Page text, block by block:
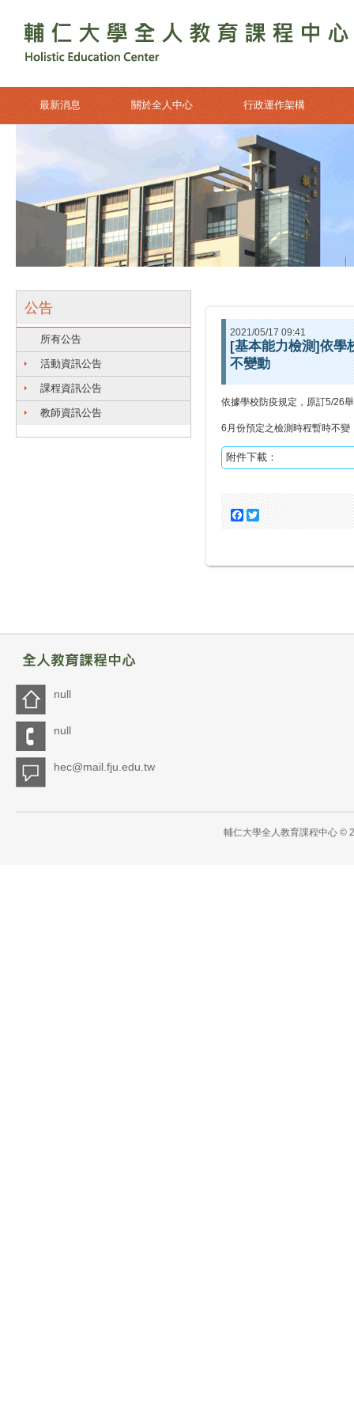
最新消息 關於全人中心 行政運作架構
公告
所有公告
活動資訊公告
課程資訊公告
教師資訊公告
2021/05/17 09:41
[基本能力檢測]依學
不變動
依據學校防疫規定，原訂5/26
6月份預定之檢測時程暫時不
附件下載：
Facebook
null
null
hec@mail.fju.edu.tw
輔仁大學全人教育課程中心 ©